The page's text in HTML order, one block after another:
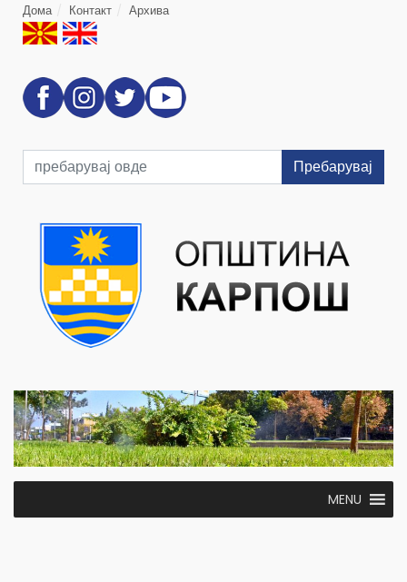
Дома Контакт Архива
Пребарувај
MENU